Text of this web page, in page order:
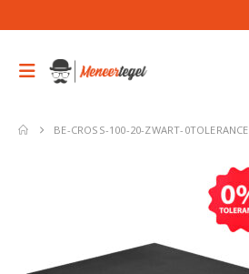
BE-CROSS-100-20-ZWART-0TOLERANCE